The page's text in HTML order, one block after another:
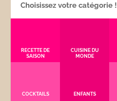
Choisissez votre catégorie !
RECETTE DE
SAISON
CUISINE DU
MONDE
COCKTAILS ENFANTS